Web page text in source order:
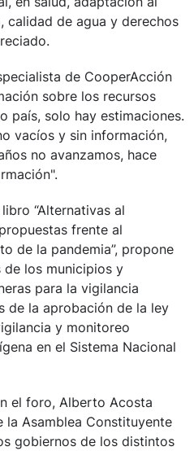
calidad de agua y derechos
de CooperAcción
sobre los recursos
país, solo hay estimaciones.
vacíos y sin información,
no avanzamos, hace
“Alternativas al
frente al
de la pandemia”, propone
los municipios y
para la vigilancia
de la aprobación de la ley
y monitoreo
en el Sistema Nacional
el foro, Alberto Acosta
la Asamblea Constituyente
gobiernos de los distintos